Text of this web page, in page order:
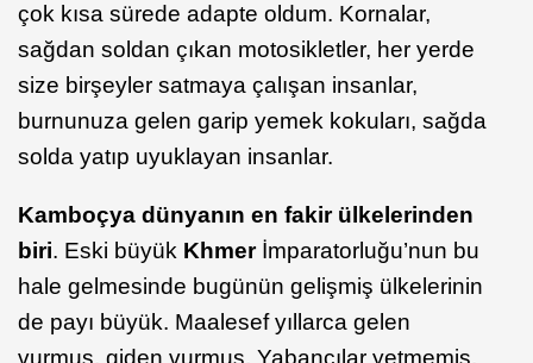
çok kısa sürede adapte oldum. Kornalar,
sağdan soldan çıkan motosikletler, her yerde
size birşeyler satmaya çalışan insanlar,
burnunuza gelen garip yemek kokuları, sağda
solda yatıp uyuklayan insanlar.
Kamboçya dünyanın en fakir ülkelerinden
biri. Eski büyük Khmerİmparatorluğu’nun bu
hale gelmesinde bugünün gelişmiş ülkelerinin
de payı büyük. Maalesef yıllarca gelen
vurmuş, giden vurmuş. Yabancılar yetmemiş,